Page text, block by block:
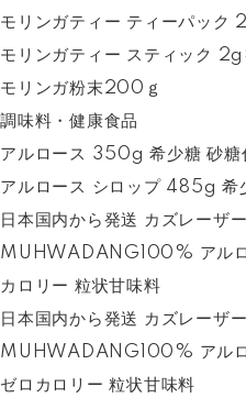
モリンガティー ティーパッ
モリンガティー スティック
モリンガ粉末200ｇ
調味料・健康食品
アルロース 350g 希少糖 砂糖
アルロース シロップ 485g 希
日本国内から発送 カズレーザ
MUHWADANG100% アルロ
カロリー 粒状甘味料
日本国内から発送 カズレーザ
MUHWADANG100% アル
ゼロカロリー 粒状甘味料